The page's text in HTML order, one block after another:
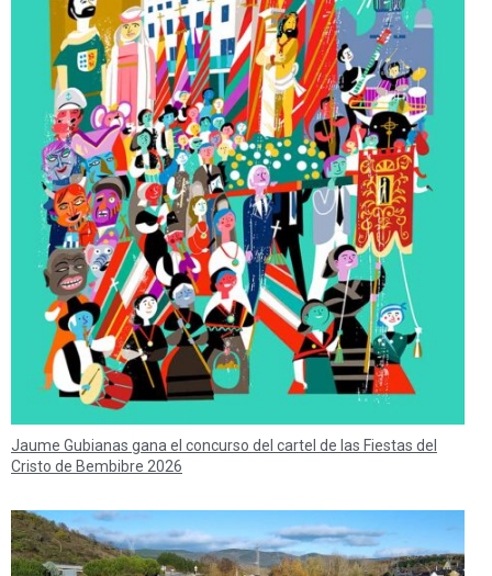
Jaume Gubianas gana el concurso del cartel de las Fiestas del
Cristo de Bembibre 2026